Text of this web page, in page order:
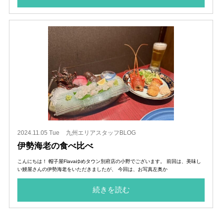
2024.11.05 Tue 九州エリアスタッフBLOG
伊勢海老の食べ比べ
こんにちは！ 帽子屋Flavaゆめタウン別府店の小野でございます。 前回は、美味し
い鰻屋さんの伊勢海老をいただきましたが、 今回は、お写真左奥か
続きを読む